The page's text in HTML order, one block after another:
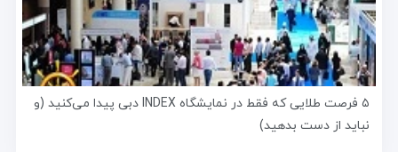
۵ فرصت طلایی که فقط در نمایشگاه INDEX دبی پیدا می‌کنید (و
نباید از دست بدهید)